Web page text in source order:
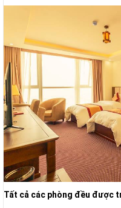
Tất cả các phòng đều được